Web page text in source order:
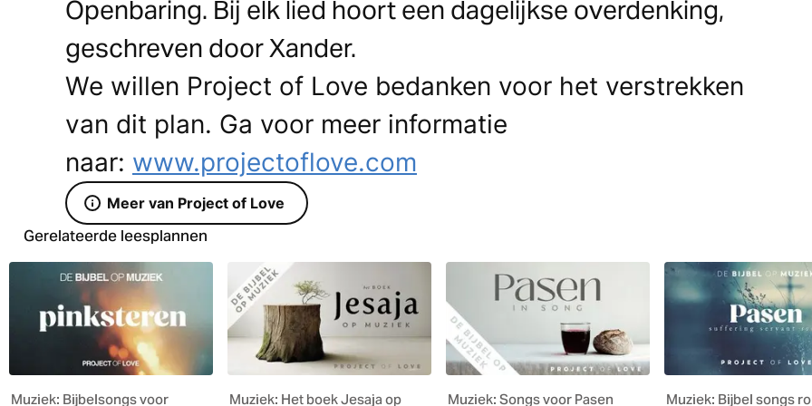
Openbaring. Bij elk lied hoort een dagelijkse overdenking,
geschreven door Xander.
We willen Project of Love bedanken voor het verstrekken
van dit plan. Ga voor meer informatie
naar: www.projectoflove.com
Meer van Project of Love
Gerelateerde leesplannen
Muziek: Bijbelsongs voor Muziek: Het boek Jesaja op Muziek: Songs voor Pasen Muziek: Bijbel songs